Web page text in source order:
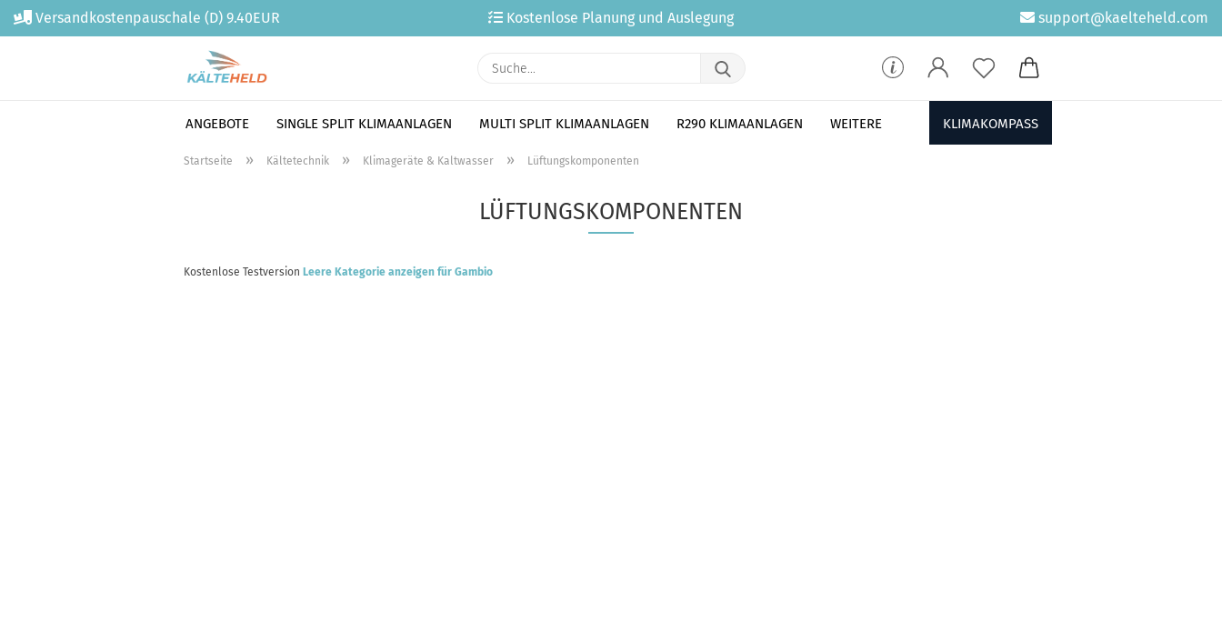
Versandkostenpauschale (D) 9.40EUR Kostenlose Planung und Auslegung support@kaelteheld.com
ANGEBOTE SINGLE SPLIT KLIMAANLAGEN MULTI SPLIT KLIMAANLAGEN R290 KLIMAANLAGEN KLIMAKOMPASS
WEITERE
Startseite » Kältetechnik » Klimageräte & Kaltwasser » Lüftungskomponenten
LÜFTUNGSKOMPONENTEN
Kostenlose Testversion Leere Kategorie anzeigen für Gambio